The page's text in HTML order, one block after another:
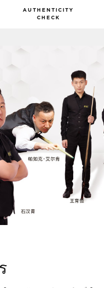
AUTHENTICITY
CHECK